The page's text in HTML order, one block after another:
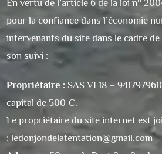
En vertu de l’article 6 de la loi n°
pour la confiance dans l’économie
intervenants du site dans le cadre
son suivi :
Propriétaire : SAS VL18 –
capital de 500 €.
Le propriétaire du site internet est
:ledonjondelatentation@gmail.com